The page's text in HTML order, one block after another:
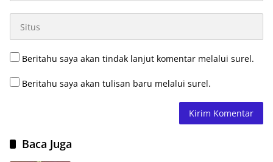
Beritahu saya akan tindak lanjut komentar melalui surel.
Beritahu saya akan tulisan baru melalui surel.
Baca Juga